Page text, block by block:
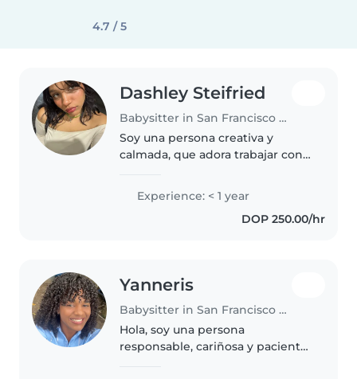
4.7 / 5
Dashley Steifried
Babysitter in San Francisco de Macorís
Soy una persona creativa y
calmada, que adora trabajar con
grande tiene 15, y el más
pequeño un año inédito, o sea q
se manejar todas las edades. Me..
Experience: < 1 year
DOP 250.00/hr
Yanneris
Babysitter in San Francisco de Macorís
Hola, soy una persona
responsable, cariñosa y paciente.